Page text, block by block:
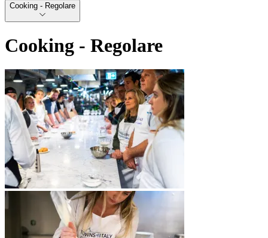
Cooking - Regolare
Cooking - Regolare